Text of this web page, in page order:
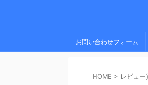
お問い合わせフォーム
HOME > レビュー